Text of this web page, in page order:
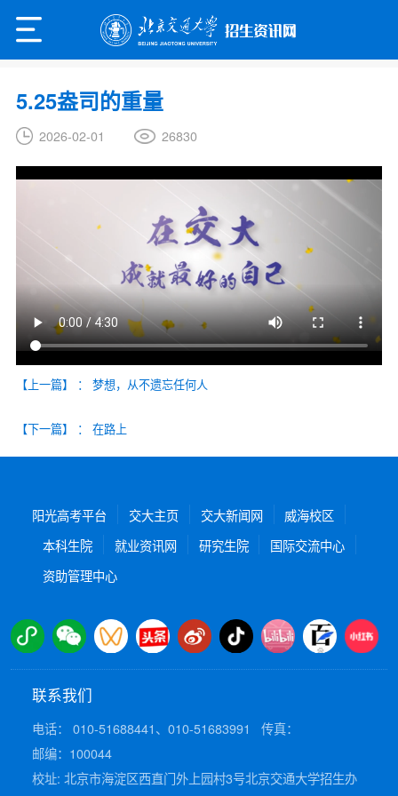
5.25盎司的重量
2026-02-01 26830
【上一篇】 ： 梦想，从不遗忘任何人
【下一篇】 ： 在路上
阳光高考平台 交大主页 交大新闻网
威海校区
本科生院
就业资讯网 研究生院
国际交流中心
资助管理中心
联系我们
电话： 010-51688441、010-51683991
传真：
邮编：100044
校址: 北京市海淀区西直门外上园村3号北京交通大学招生办